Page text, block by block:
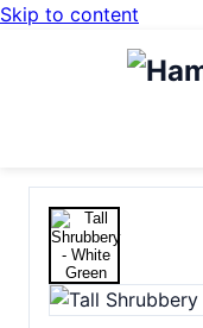
Skip to content